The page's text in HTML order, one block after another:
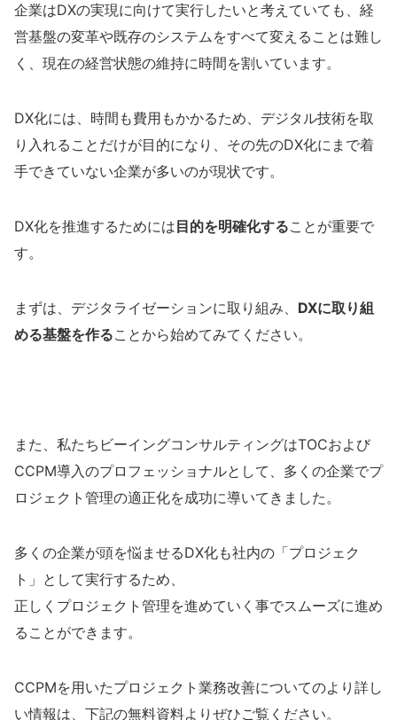
企業はDXの実現に向けて実行したいと考えていても、経
営基盤の変革や既存のシステムをすべて変えることは難し
く、現在の経営状態の維持に時間を割いています。
DX化には、時間も費用もかかるため、デジタル技術を取
り入れることだけが目的になり、その先のDX化にまで着
手できていない企業が多いのが現状です。
DX化を推進するためには目的を明確化することが重要で
す。
まずは、デジタライゼーションに取り組み、 DXに取り組
める基盤を作ることから始めてみてください。
また、私たちビーイングコンサルティングはTOCおよび
CCPM導入のプロフェッショナルとして、多くの企業でプ
ロジェクト管理の適正化を成功に導いてきました。
多くの企業が頭を悩ませるDX化も社内の「プロジェク
ト」として実行するため、
正しくプロジェクト管理を進めていく事でスムーズに進め
ることができます。
CCPMを用いたプロジェクト業務改善についてのより詳し
い情報は、下記の無料資料よりぜひご覧ください。